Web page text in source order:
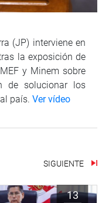
(JP) interviene en
la exposición de
y Minem sobre
de solucionar los
país. Ver vídeo
SIGUIENTE
13